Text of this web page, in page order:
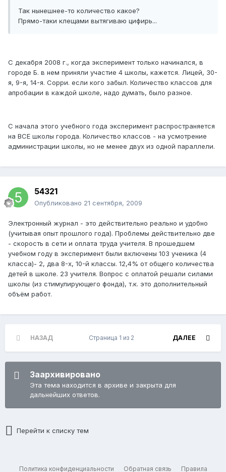
Так нынешнее-то количество какое?
Прямо-таки клещами вытягиваю цифирь...
С декабря 2008 г., когда эксперимент только начинался, в
городе Б. в нем приняли участие 4 школы, кажется. Лицей, 30-
я, 9-я, 14-я. Сорри. если кого забыл. Количество классов для
апробации в каждой школе, надо думать, было разное.
С начала этого учебного года эксперимент распространяется
на ВСЕ школы города. Количество классов - на усмотрение
администрации школы, но не менее двух из одной параллели.
54321
Опубликовано 21 сентября, 2009
Электронный журнал - это действительно реально и удобно
(учитывая опыт прошлого года). Проблемы действительно две
- скорость в сети и оплата труда учителя. В прошедшем
учебном году в эксперимент были включены 103 ученика (4
класса)- 2, два 8-х, 10-й классы. 12,4% от общего количества
детей в школе. 23 учителя. Вопрос с оплатой решали силами
школы (из стимулирующего фонда), т.к. это дополнительный
объём работ.
НАЗАД ДАЛЕЕ
Страница 1 из 2
Заархивировано
Эта тема находится в архиве и закрыта для
дальнейших ответов.
Перейти к списку тем
Политика конфиденциальности Обратная связь Правила